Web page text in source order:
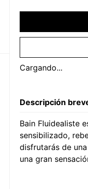
Cargando...
Descripción
Bain Fluidealiste
sensibilizado,
disfrutarás de
una gran